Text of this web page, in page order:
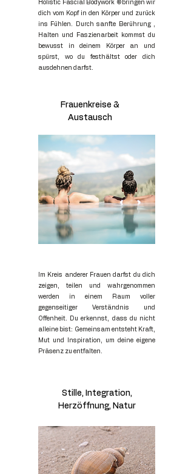
Holistic Fascial Bodywork ®️bringen wir
dich vom Kopf in den Körper und zurück
ins Fühlen. Durch sanfte Berührung ,
Halten und Faszienarbeit kommst du
bewusst in deinem Körper an und
spürst, wo du festhältst oder dich
ausdehnen darfst.
Frauenkreise &
Austausch
Im Kreis anderer Frauen darfst du dich
zeigen, teilen und wahrgenommen
werden in einem Raum voller
gegenseitiger Verständnis und
Offenheit.
Du erkennst, dass du nicht
alleine bist: Gemeinsam entsteht Kraft,
Mut und Inspiration, um deine eigene
Präsenz zu entfalten.
Stille, Integration,
Herzöffnung, Natur